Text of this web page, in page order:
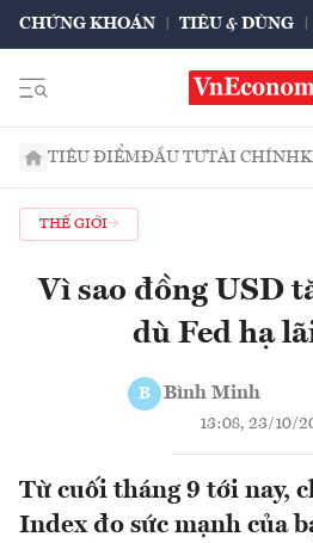
CHỨNG KHOÁN TIÊU & DÙNG
TIÊU ĐIỂMĐẦU TƯTÀI CHÍNH
THẾ GIỚI
Vì sao đồng USD
dù Fed hạ
B Bình Minh
13:08, 23/10/
Từ cuối tháng 9 tới nay,
Index đo sức mạnh của